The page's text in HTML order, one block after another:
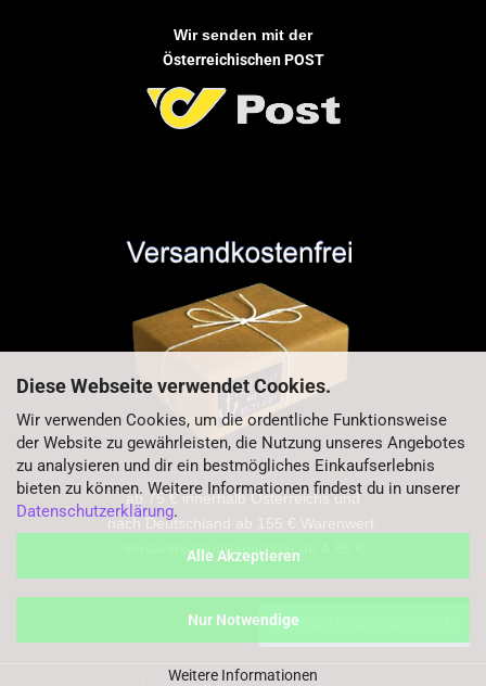
Diese Webseite verwendet Cookies.
Wir verwenden Cookies, um die ordentliche Funktionsweise
der Website zu gewährleisten, die Nutzung unseres Angebotes
zu analysieren und dir ein bestmögliches Einkaufserlebnis
bieten zu können. Weitere Informationen findest du in unserer
Datenschutzerklärung.
Alle Akzeptieren
Nur Notwendige
Weitere Informationen
Wir senden mit der
Österreichischen POST
ab 75 € innerhalb Österreichs und
nach Deutschland ab 155 € Warenwert.
Versandkostenpauschale ab 4,95 €
VERTRAG WIDERRUFEN